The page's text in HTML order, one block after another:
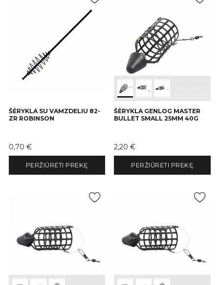
ŠĖRYKLA SU VAMZDELIU 82-
ZR ROBINSON
Kaina
0,70 €
PERŽIŪRĖTI PREKĘ
ŠĖRYKLA GENLOG MASTER
BULLET SMALL 25MM 40G
Kaina
2,20 €
PERŽIŪRĖTI PREKĘ